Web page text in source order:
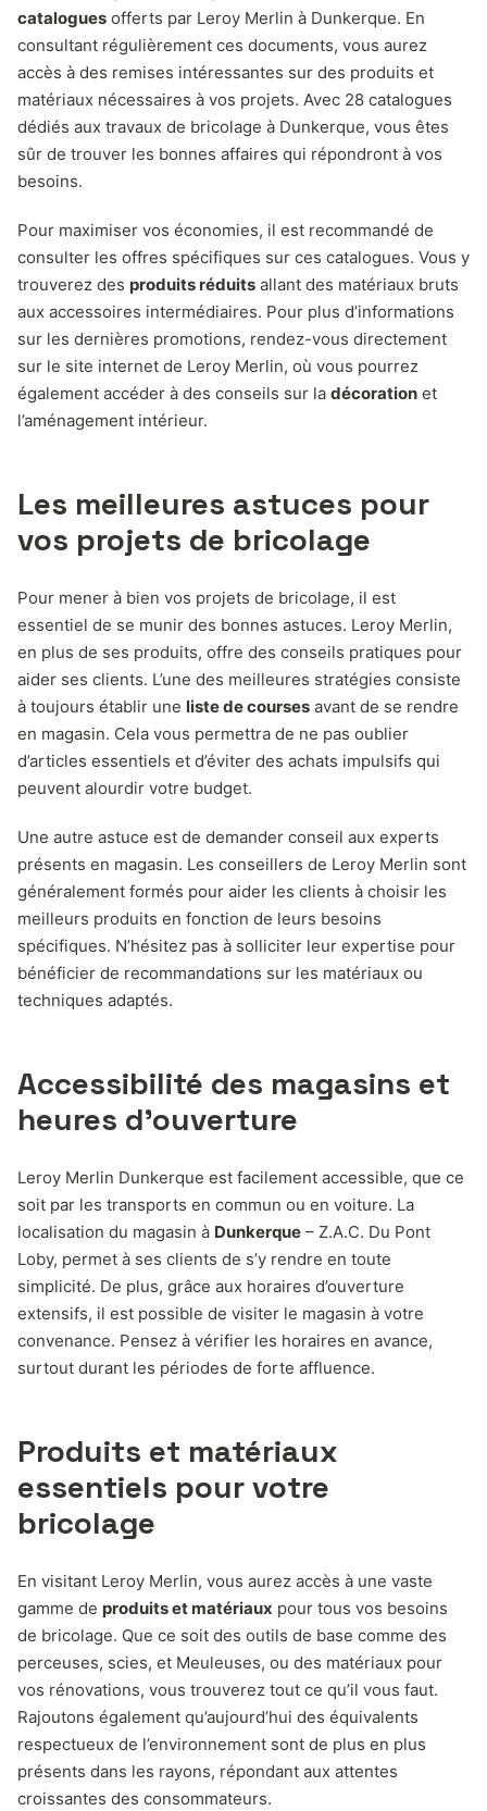
catalogues offerts par Leroy Merlin à Dunkerque. En
consultant régulièrement ces documents, vous aurez
accès à des remises intéressantes sur des produits et
matériaux nécessaires à vos projets. Avec 28 catalogues
dédiés aux travaux de bricolage à Dunkerque, vous êtes
sûr de trouver les bonnes affaires qui répondront à vos
besoins.
Pour maximiser vos économies, il est recommandé de
consulter les offres spécifiques sur ces catalogues. Vous y
trouverez des produits réduits allant des matériaux bruts
aux accessoires intermédiaires. Pour plus d’informations
sur les dernières promotions, rendez-vous directement
sur le site internet de Leroy Merlin, où vous pourrez
également accéder à des conseils sur la décoration et
l’aménagement intérieur.
Les meilleures astuces pour
vos projets de bricolage
Pour mener à bien vos projets de bricolage, il est
essentiel de se munir des bonnes astuces. Leroy Merlin,
en plus de ses produits, offre des conseils pratiques pour
aider ses clients. L’une des meilleures stratégies consiste
à toujours établir une liste de courses avant de se rendre
en magasin. Cela vous permettra de ne pas oublier
d’articles essentiels et d’éviter des achats impulsifs qui
peuvent alourdir votre budget.
Une autre astuce est de demander conseil aux experts
présents en magasin. Les conseillers de Leroy Merlin sont
généralement formés pour aider les clients à choisir les
meilleurs produits en fonction de leurs besoins
spécifiques. N’hésitez pas à solliciter leur expertise pour
bénéficier de recommandations sur les matériaux ou
techniques adaptés.
Accessibilité des magasins et
heures d’ouverture
Leroy Merlin Dunkerque est facilement accessible, que ce
soit par les transports en commun ou en voiture. La
localisation du magasin à Dunkerque – Z.A.C. Du Pont
Loby, permet à ses clients de s’y rendre en toute
simplicité. De plus, grâce aux horaires d’ouverture
extensifs, il est possible de visiter le magasin à votre
convenance. Pensez à vérifier les horaires en avance,
surtout durant les périodes de forte affluence.
Produits et matériaux
essentiels pour votre
bricolage
En visitant Leroy Merlin, vous aurez accès à une vaste
gamme de produits et matériaux pour tous vos besoins
de bricolage. Que ce soit des outils de base comme des
perceuses, scies, et Meuleuses, ou des matériaux pour
vos rénovations, vous trouverez tout ce qu’il vous faut.
Rajoutons également qu’aujourd’hui des équivalents
respectueux de l’environnement sont de plus en plus
présents dans les rayons, répondant aux attentes
croissantes des consommateurs.